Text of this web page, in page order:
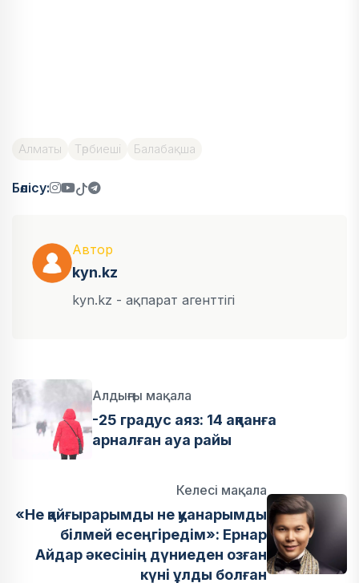
Алматы Тәрбиеші Балабақша
Бөлісу:
Автор
kyn.kz
kyn.kz - ақпарат агенттігі
Алдыңғы мақала
-25 градус аяз: 14 ақпанға
арналған ауа райы
Келесі мақала
«Не қайғырарымды не қуанарымды
білмей есеңгіредім»: Ернар
Айдар әкесінің дүниеден озған
күні ұлды болған